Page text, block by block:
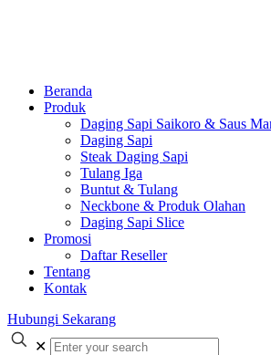
Beranda
Produk
Daging Sapi Saikoro & Saus
Daging Sapi
Steak Daging Sapi
Tulang Iga
Buntut & Tulang
Neckbone & Produk Olahan
Daging Sapi Slice
Promosi
Daftar Reseller
Tentang
Kontak
Hubungi Sekarang
✕